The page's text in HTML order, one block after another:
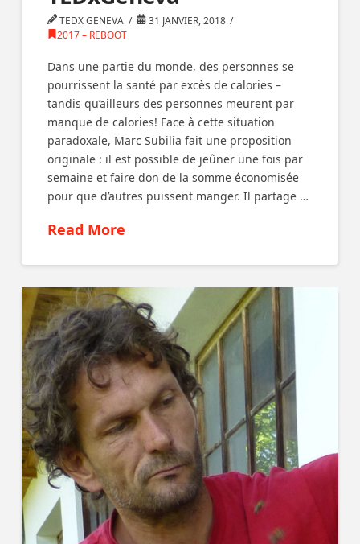
TEDX GENEVA
31 JANVIER, 2018
2017 – REBOOT
Dans une partie du monde, des personnes se
pourrissent la santé par excès de calories –
tandis qu’ailleurs des personnes meurent par
manque de calories! Face à cette situation
paradoxale, Marc Subilia fait une proposition
originale : il est possible de jeûner une fois par
semaine et faire don de la somme économisée
pour que d’autres puissent manger. Il partage …
Read More